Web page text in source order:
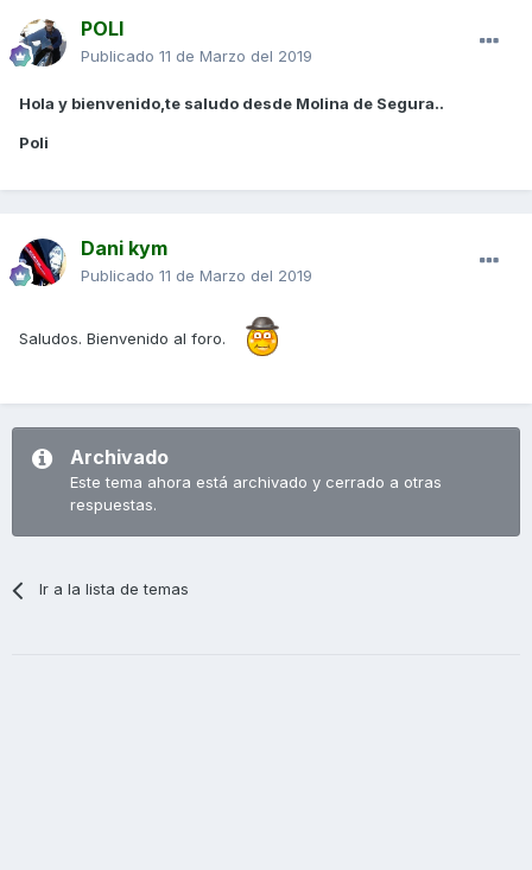
POLI
Publicado 11 de Marzo del 2019
Hola y bienvenido,te saludo desde Molina de Segura..
Poli
Dani kym
Publicado 11 de Marzo del 2019
Saludos. Bienvenido al foro.
Archivado
Este tema ahora está archivado y cerrado a otras
respuestas.
Ir a la lista de temas